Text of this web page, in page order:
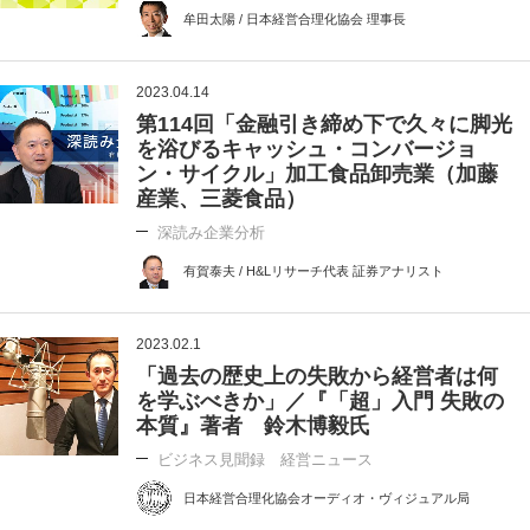
牟田太陽 / 日本経営合理化協会 理事長
2023.04.14
第114回「金融引き締め下で久々に脚光
を浴びるキャッシュ・コンバージョ
ン・サイクル」加工食品卸売業（加藤
産業、三菱食品）
深読み企業分析
有賀泰夫 / H&Lリサーチ代表 証券アナリスト
2023.02.1
「過去の歴史上の失敗から経営者は何
を学ぶべきか」／『「超」入門 失敗の
本質』著者 鈴木博毅氏
ビジネス見聞録 経営ニュース
日本経営合理化協会オーディオ・ヴィジュアル局